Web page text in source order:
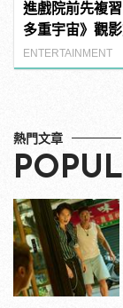
進戲院前先複
多重宇宙》觀
影、影集整理
ENTERTAINMENT
熱門文章